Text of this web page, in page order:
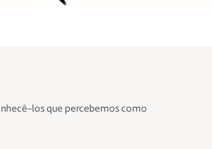
los que percebemos como